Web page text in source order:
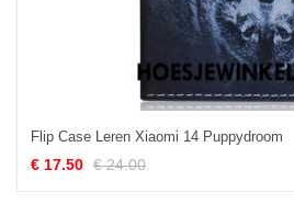
Flip Case Leren Xiaomi 14 Puppydroom
€ 17.50 € 24.00